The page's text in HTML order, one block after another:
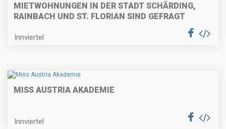
MIETWOHNUNGEN IN DER STADT SCHÄRDING,
RAINBACH UND ST. FLORIAN SIND GEFRAGT
Innviertel
MISS AUSTRIA AKADEMIE
Innviertel